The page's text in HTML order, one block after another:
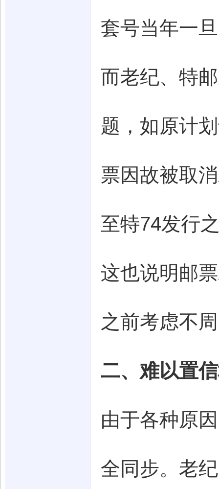
套号当年一
而老纪、特
题，如原计
票因故被取
至特74发行
这也说明邮
之前考虑不
二、难以置
由于各种原
全同步。老